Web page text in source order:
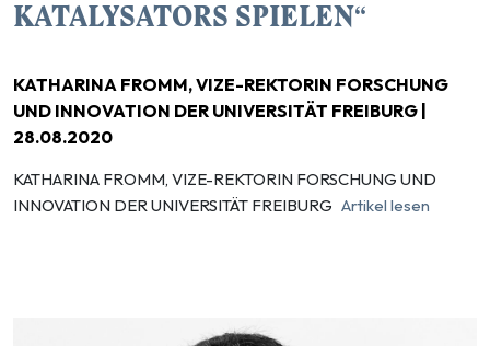
KATALYSATORS SPIELEN“
KATHARINA FROMM, VIZE-REKTORIN FORSCHUNG
UND INNOVATION DER UNIVERSITÄT FREIBURG |
28.08.2020
KATHARINA FROMM, VIZE-REKTORIN FORSCHUNG UND
INNOVATION DER UNIVERSITÄT FREIBURG Artikel lesen